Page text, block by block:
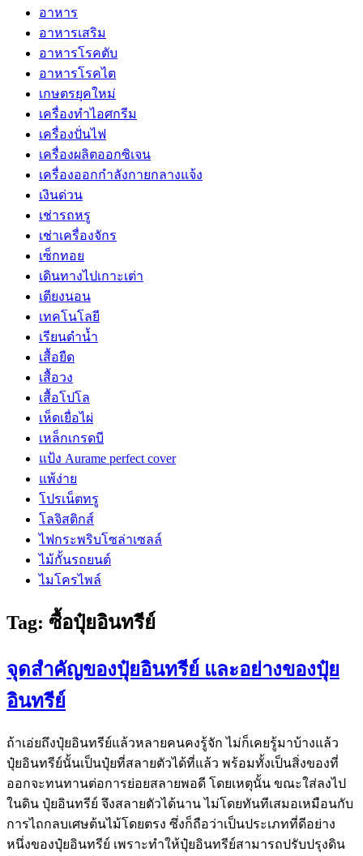
อาหาร
อาหารเสริม
อาหารโรคตับ
อาหารโรคไต
เกษตรยุคใหม่
เครื่องทำไอศกรีม
เครื่องปั่นไฟ
เครื่องผลิตออกซิเจน
เครื่องออกกำลังกายกลางแจ้ง
เงินด่วน
เช่ารถหรู
เช่าเครื่องจักร
เซ็กทอย
เดินทางไปเกาะเต่า
เตียงนอน
เทคโนโลยี
เรียนดำน้ำ
เสื้อยืด
เสื้อวง
เสื้อโปโล
เห็ดเยื่อไผ่
เหล็กเกรดบี
แป้ง Aurame perfect cover
แพ้ง่าย
โปรเน็ตทรู
โลจิสติกส์
ไฟกระพริบโซล่าเซลล์
ไม้กั้นรถยนต์
ไมโครไพล์
Tag: ซื้อปุ๋ยอินทรีย์
จุดสำคัญของปุ๋ยอินทรีย์ และอย่างของปุ๋ย
อินทรีย์
ถ้าเอ่ยถึงปุ๋ยอินทรีย์แล้วหลายคนคงรู้จัก ไม่ก็เคยรู้มาบ้างแล้ว
ปุ๋ยอินทรีย์นั้นเป็นปุ๋ยที่สลายตัวได้ที่แล้ว พร้อมทั้งเป็นสิ่งของที่
ออกจะทนทานต่อการย่อยสลายพอดี โดยเหตุนั้น ขณะใส่ลงไป
ในดิน ปุ๋ยอินทรีย์ จึงสลายตัวได้นาน ไม่โดยทันทีเสมอเหมือนกับ
การไถกลบเศษต้นไม้โดยตรง ซึ่งก็ถือว่าเป็นประเภทที่ดีอย่าง
หนึ่งของปุ๋ยอินทรีย์ เพราะทำให้ปุ๋ยอินทรีย์สามารถปรับปรุงดิน